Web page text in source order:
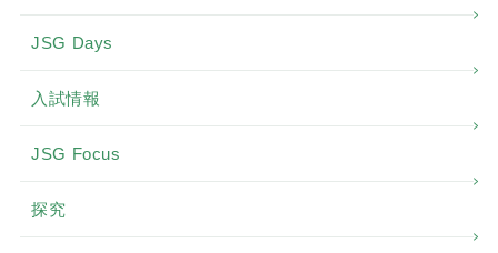
JSG Days
入試情報
JSG Focus
探究